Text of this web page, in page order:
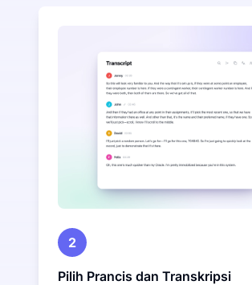
2
Pilih Prancis dan Transkripsi